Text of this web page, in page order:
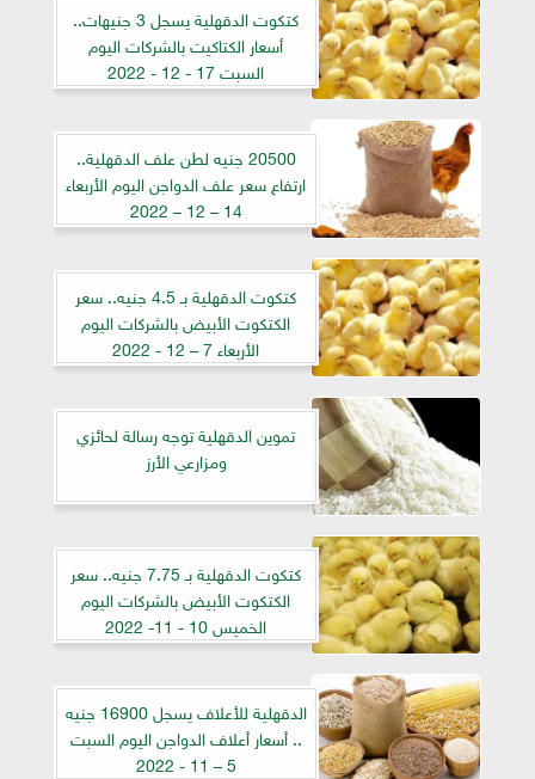
كتكوت الدقهلية يسجل 3 جنيهات..
أسعار الكتاكيت بالشركات اليوم
السبت 17 - 12 - 2022
20500 جنيه لطن علف الدقهلية..
ارتفاع سعر علف الدواجن اليوم الأربعاء
14 – 12 – 2022
كتكوت الدقهلية بـ 4.5 جنيه.. سعر
الكتكوت الأبيض بالشركات اليوم
الأربعاء 7 – 12 - 2022
تموين الدقهلية توجه رسالة لحائزي
ومزارعي الأرز
كتكوت الدقهلية بـ 7.75 جنيه.. سعر
الكتكوت الأبيض بالشركات اليوم
الخميس 10 - 11- 2022
الدقهلية للأعلاف يسجل 16900 جنيه
.. أسعار أعلاف الدواجن اليوم السبت
5 – 11 - 2022